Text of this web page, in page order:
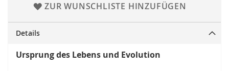
ZUR WUNSCHLISTE HINZUFÜGEN
Details
Ursprung des Lebens und Evolution